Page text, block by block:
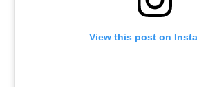
View this post on